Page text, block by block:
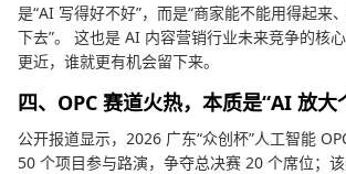
是“AI 写得好不好”，而是“商家能不能用得起来
下去”。 这也是 AI 内容营销行业未来竞争的核
更近，谁就更有机会留下来。
四、OPC 赛道火热，本质是“AI 放大
公开报道显示，2026 广东“众创杯”人工智能
50 个项目参与路演，争夺总决赛 20 个席位；